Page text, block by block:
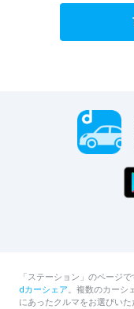
「ステーション」のページ
dカーシェア。複数のカーシ
にあったクルマをお選びい